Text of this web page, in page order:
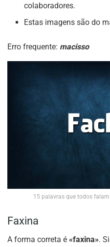
colaboradores.
Estas imagens são do
Erro frequente: macisso
15 palavras que todos
Faxina
A forma correta é «faxina».